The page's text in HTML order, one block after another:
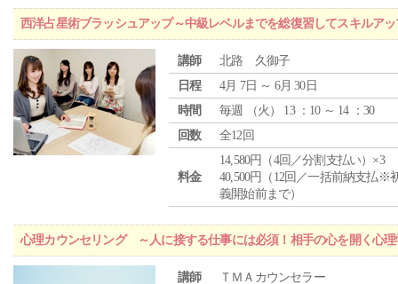
西洋占星術ブラッシュアップ～中級レベルまでを総復習してスキルア
講師
北路 久御子
日程
4月 7日 ～ 6月 30日
時間
毎週 （火 ） 13 ：10 ～ 14 ：30
回数
全12回
料金
14,580円（4回／分割支払い）×3
40,500円（12回／一括前納支払※
義開始前まで）
心理カウンセリング ～人に接する仕事には必須！相手の心を開く心理
講師 ＴＭＡカウンセラー